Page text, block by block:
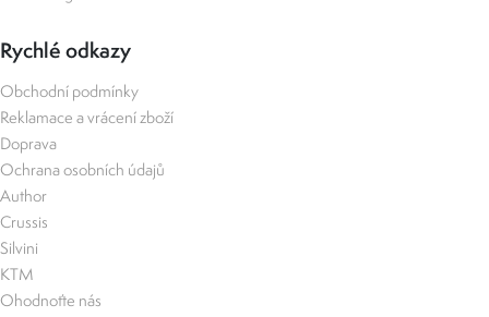
Rychlé odkazy
Obchodní podmínky
Reklamace a vrácení zboží
Doprava
Ochrana osobních údajů
Author
Crussis
Silvini
KTM
Ohodnoťte nás